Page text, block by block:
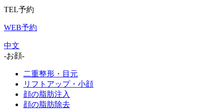
TEL予約
WEB予約
中文
-お顔-
二重整形・目元
リフトアップ・小顔
顔の脂肪注入
顔の脂肪除去